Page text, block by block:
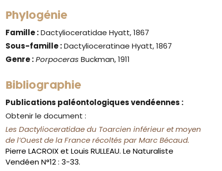
Phylogénie
Famille :Dactylioceratidae Hyatt, 1867
Sous-famille :Dactylioceratinae Hyatt, 1867
Genre : Porpoceras Buckman, 1911
Bibliographie
Publications paléontologiques vendéennes :
Obtenir le document :
Les Dactylioceratidae du Toarcien inférieur et moyen
de l’Ouest de la France récoltés par Marc Bécaud.
Pierre LACROIX et Louis RULLEAU. Le Naturaliste
Vendéen N°12 : 3-33.